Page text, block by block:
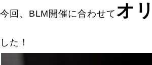
今回、BLM開催に合わせて オ
した！